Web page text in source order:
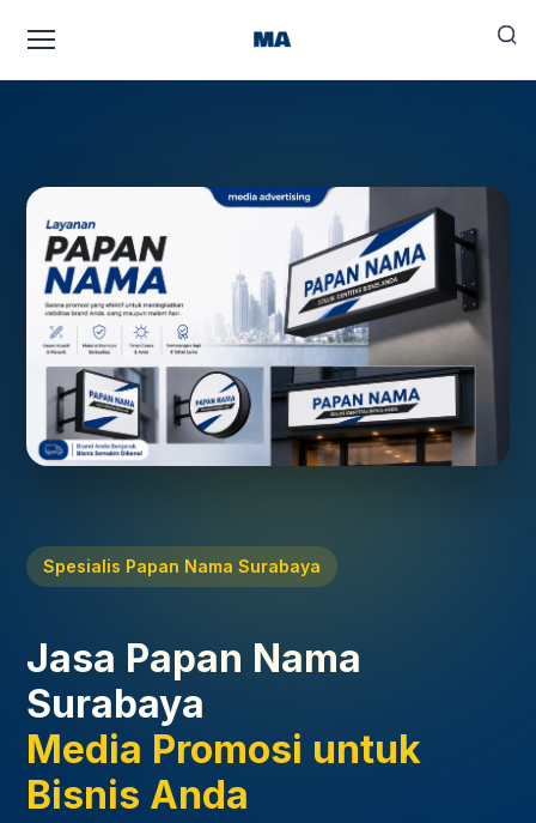
Spesialis Papan Nama Surabaya
Jasa Papan Nama
Surabaya
Media Promosi untuk
Bisnis Anda